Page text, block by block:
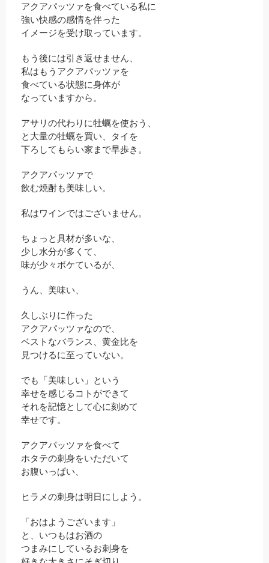
アクアパッツァを食べている私に
強い快感の感情を伴った
イメージを受け取っています。
もう後には引き返せません、
私はもうアクアパッツァを
食べている状態に身体が
なっていますから。
アサリの代わりに牡蠣を使おう、
と大量の牡蠣を買い、タイを
下ろしてもらい家まで早歩き。
アクアパッツァで
飲む焼酎も美味しい。
私はワインではございません。
ちょっと具材が多いな、
少し水分が多くて、
味が少々ボケているが、
うん、美味い、
久しぶりに作った
アクアパッツァなので、
ベストなバランス、黄金比を
見つけるに至っていない。
でも「美味しい」という
幸せを感じるコトができて
それを記憶として心に刻めて
幸せです。
アクアパッツァを食べて
ホタテの刺身をいただいて
お腹いっぱい、
ヒラメの刺身は明日にしよう。
「おはようございます」
と、いつもはお酒の
つまみにしているお刺身を